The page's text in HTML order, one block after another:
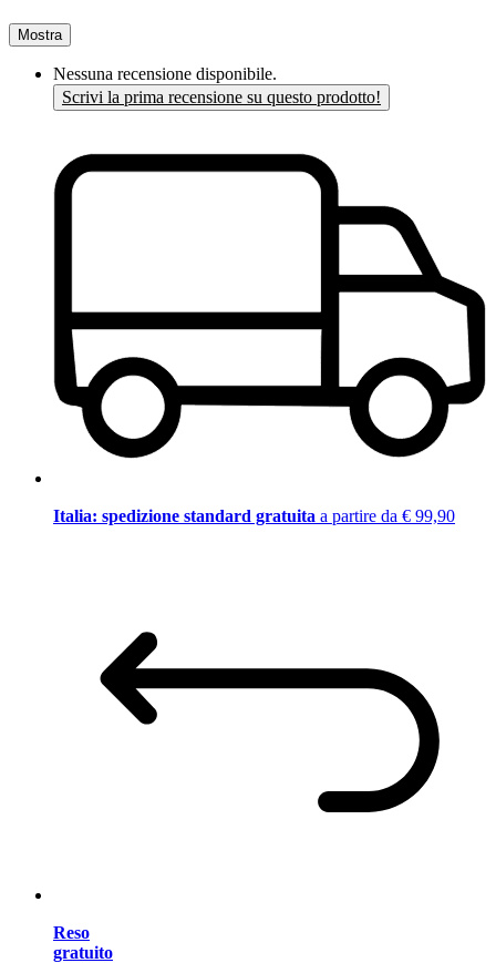
Mostra
Nessuna recensione disponibile.
Scrivi la prima recensione su questo prodotto!
Italia: spedizione standard gratuita a partire da € 99,90
Reso
gratuito